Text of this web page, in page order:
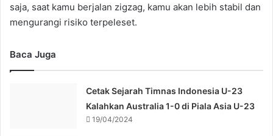
saja, saat kamu berjalan zigzag, kamu akan lebih stabil dan
mengurangi risiko terpeleset.
Baca Juga
Cetak Sejarah Timnas Indonesia U-23
Kalahkan Australia 1-0 di Piala Asia U-23
19/04/2024